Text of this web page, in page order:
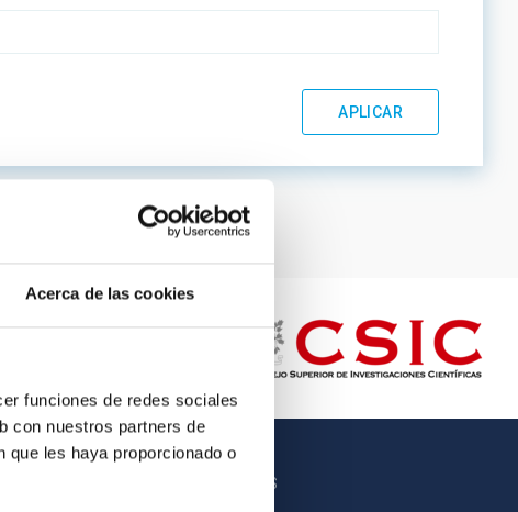
Acerca de las cookies
funciones de redes sociales
con nuestros partners de
que les haya proporcionado o
OTROS ENLACES